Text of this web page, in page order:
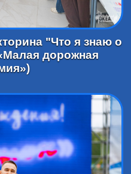
"Что я знаю о
дорожная